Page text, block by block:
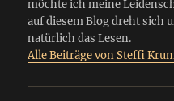
möchte ich meine
auf diesem Blog dreht sich
natürlich das Lesen.
Alle Beiträge von Steffi